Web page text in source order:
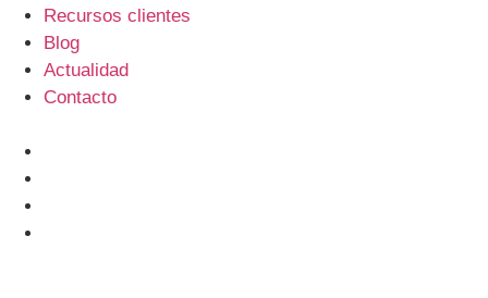
Recursos clientes
Blog
Actualidad
Contacto